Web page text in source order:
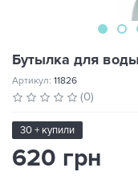
Бутылка для
Артикул: 11826
(0)
30 + купили
620 грн